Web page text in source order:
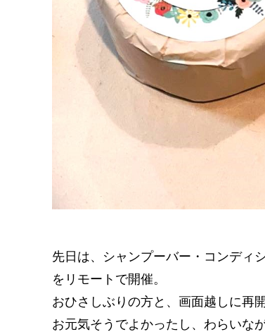
先日は、シャンプーバー・コンディ
をリモートで開催。
おひさしぶりの方と、画面越しに再開
お元気そうでよかったし、わらいな